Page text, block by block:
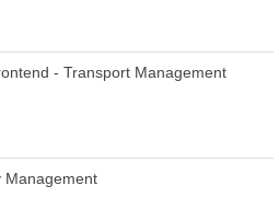
- Transport Management
Management